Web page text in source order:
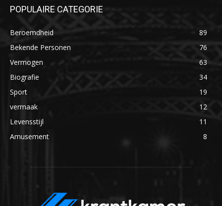
POPULAIRE CATEGORIE
Beroemdheid
89
Bekende Personen
76
Vermogen
63
Biografie
34
Sport
19
vermaak
12
Levensstijl
11
Amusement
8